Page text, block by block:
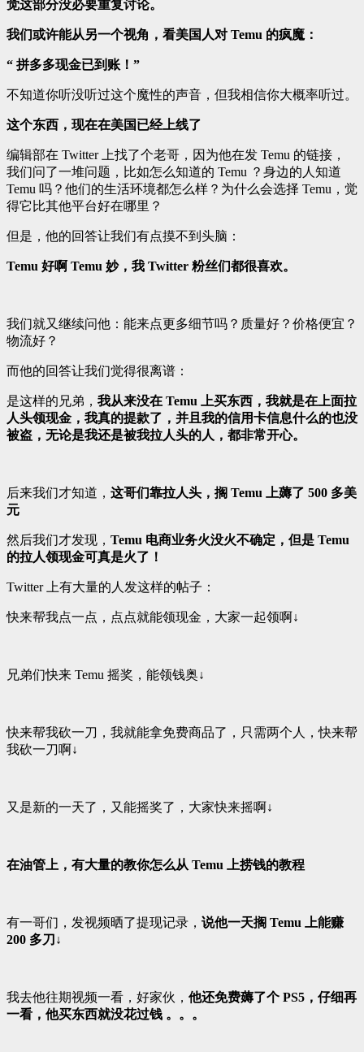
觉这部分没必要重复讨论。
我们或许能从另一个视角，看美国人对 Temu 的疯魔：
“ 拼多多现金已到账！”
不知道你听没听过这个魔性的声音，但我相信你大概率听过。
这个东西，现在在美国已经上线了
编辑部在 Twitter 上找了个老哥，因为他在发 Temu 的链接，
我们问了一堆问题，比如怎么知道的 Temu ？身边的人知道
Temu 吗？他们的生活环境都怎么样？为什么会选择 Temu，觉
得它比其他平台好在哪里？
但是，他的回答让我们有点摸不到头脑：
Temu 好啊 Temu 妙，我 Twitter 粉丝们都很喜欢。
我们就又继续问他：能来点更多细节吗？质量好？价格便宜？
物流好？
而他的回答让我们觉得很离谱：
是这样的兄弟， 我从来没在 Temu 上买东西，我就是在上面拉
人头领现金，我真的提款了，并且我的信用卡信息什么的也没
被盗，无论是我还是被我拉人头的人，都非常开心。
后来我们才知道， 这哥们靠拉人头，搁 Temu 上薅了 500 多美
元
然后我们才发现， Temu 电商业务火没火不确定，但是 Temu
的拉人领现金可真是火了！
Twitter 上有大量的人发这样的帖子：
快来帮我点一点，点点就能领现金，大家一起领啊↓
兄弟们快来 Temu 摇奖，能领钱奥↓
快来帮我砍一刀，我就能拿免费商品了，只需两个人，快来帮
我砍一刀啊↓
又是新的一天了，又能摇奖了，大家快来摇啊↓
在油管上，有大量的教你怎么从 Temu 上捞钱的教程
有一哥们，发视频晒了提现记录， 说他一天搁 Temu 上能赚
200 多刀↓
我去他往期视频一看，好家伙， 他还免费薅了个 PS5，仔细再
一看，他买东西就没花过钱 。。。